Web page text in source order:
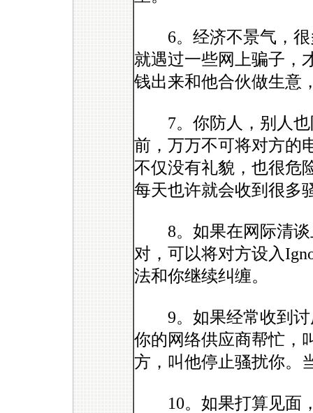
6。经济不景气，很
就遇过一些网上骗子，
钱出来和他合伙做生意
7。你防人，别人也
前，万万不可将对方的
不仅没有礼貌，也很危
每天也许就会收到很多
8。如果在网际清谈
对，可以将对方设入
法和你继续纠缠。
9。如果经常收到讨
你的网络供应商帮忙，
方，叫他停止骚扰你。
10。如果打算见面，